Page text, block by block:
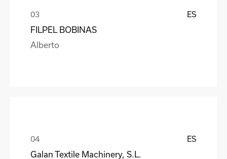
ES
FILPEL BOBINAS
Alberto
ES
Galan Textile Machinery, S.L.